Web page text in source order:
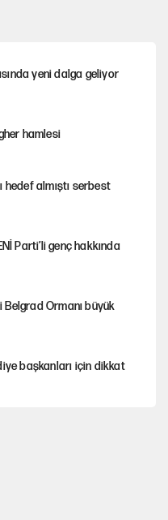
yeni dalga geliyor
hamlesi
hedef almıştı serbest
Parti’li genç hakkında
Belgrad Ormanı büyük
başkanları için dikkat